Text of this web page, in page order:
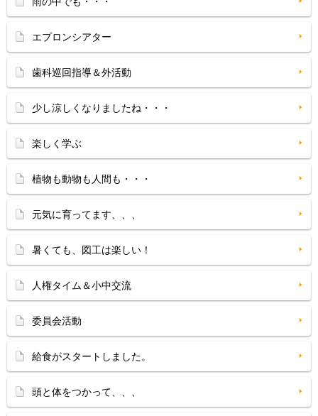
エプロンシアター
歯科巡回指導＆外活動
少し涼しくなりましたね・・・
楽しく学ぶ
植物も動物も人間も・・・
元気に育ってます、、、
暑くても、図工は楽しい！
人権タイム＆小中交流
委員会活動
給食がスタートしました。
頭と体をつかって、、、